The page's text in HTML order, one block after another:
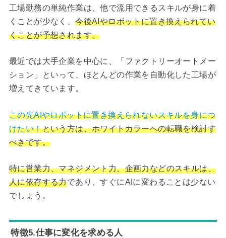
工場勤務の単純作業は、他で流用できるスキルが身に着
くことが少なく、今後AIやロボットに置き換えられてい
くことが予想されます。
最近では大手企業を中心に、「ファクトリーオートメー
ション」といって、ほとんどの作業を自動化した工場が
増えてきています。
この先AIやロボットに置き換えられないスキルを身につ
けたい！という方は、ホワイトカラーへの転職を検討す
べきです。
特に営業力、マネジメント力、企画力などのスキルは、
人に依存する力であり、すぐにAIに変わることは少ない
でしょう。
特徴5.仕事に変化を求める人